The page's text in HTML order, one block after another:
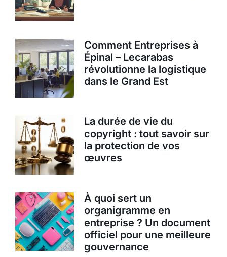
Comment Entreprises à
Épinal – Lecarabas
révolutionne la logistique
dans le Grand Est
La durée de vie du
copyright : tout savoir sur
la protection de vos
œuvres
À quoi sert un
organigramme en
entreprise ? Un document
officiel pour une meilleure
gouvernance